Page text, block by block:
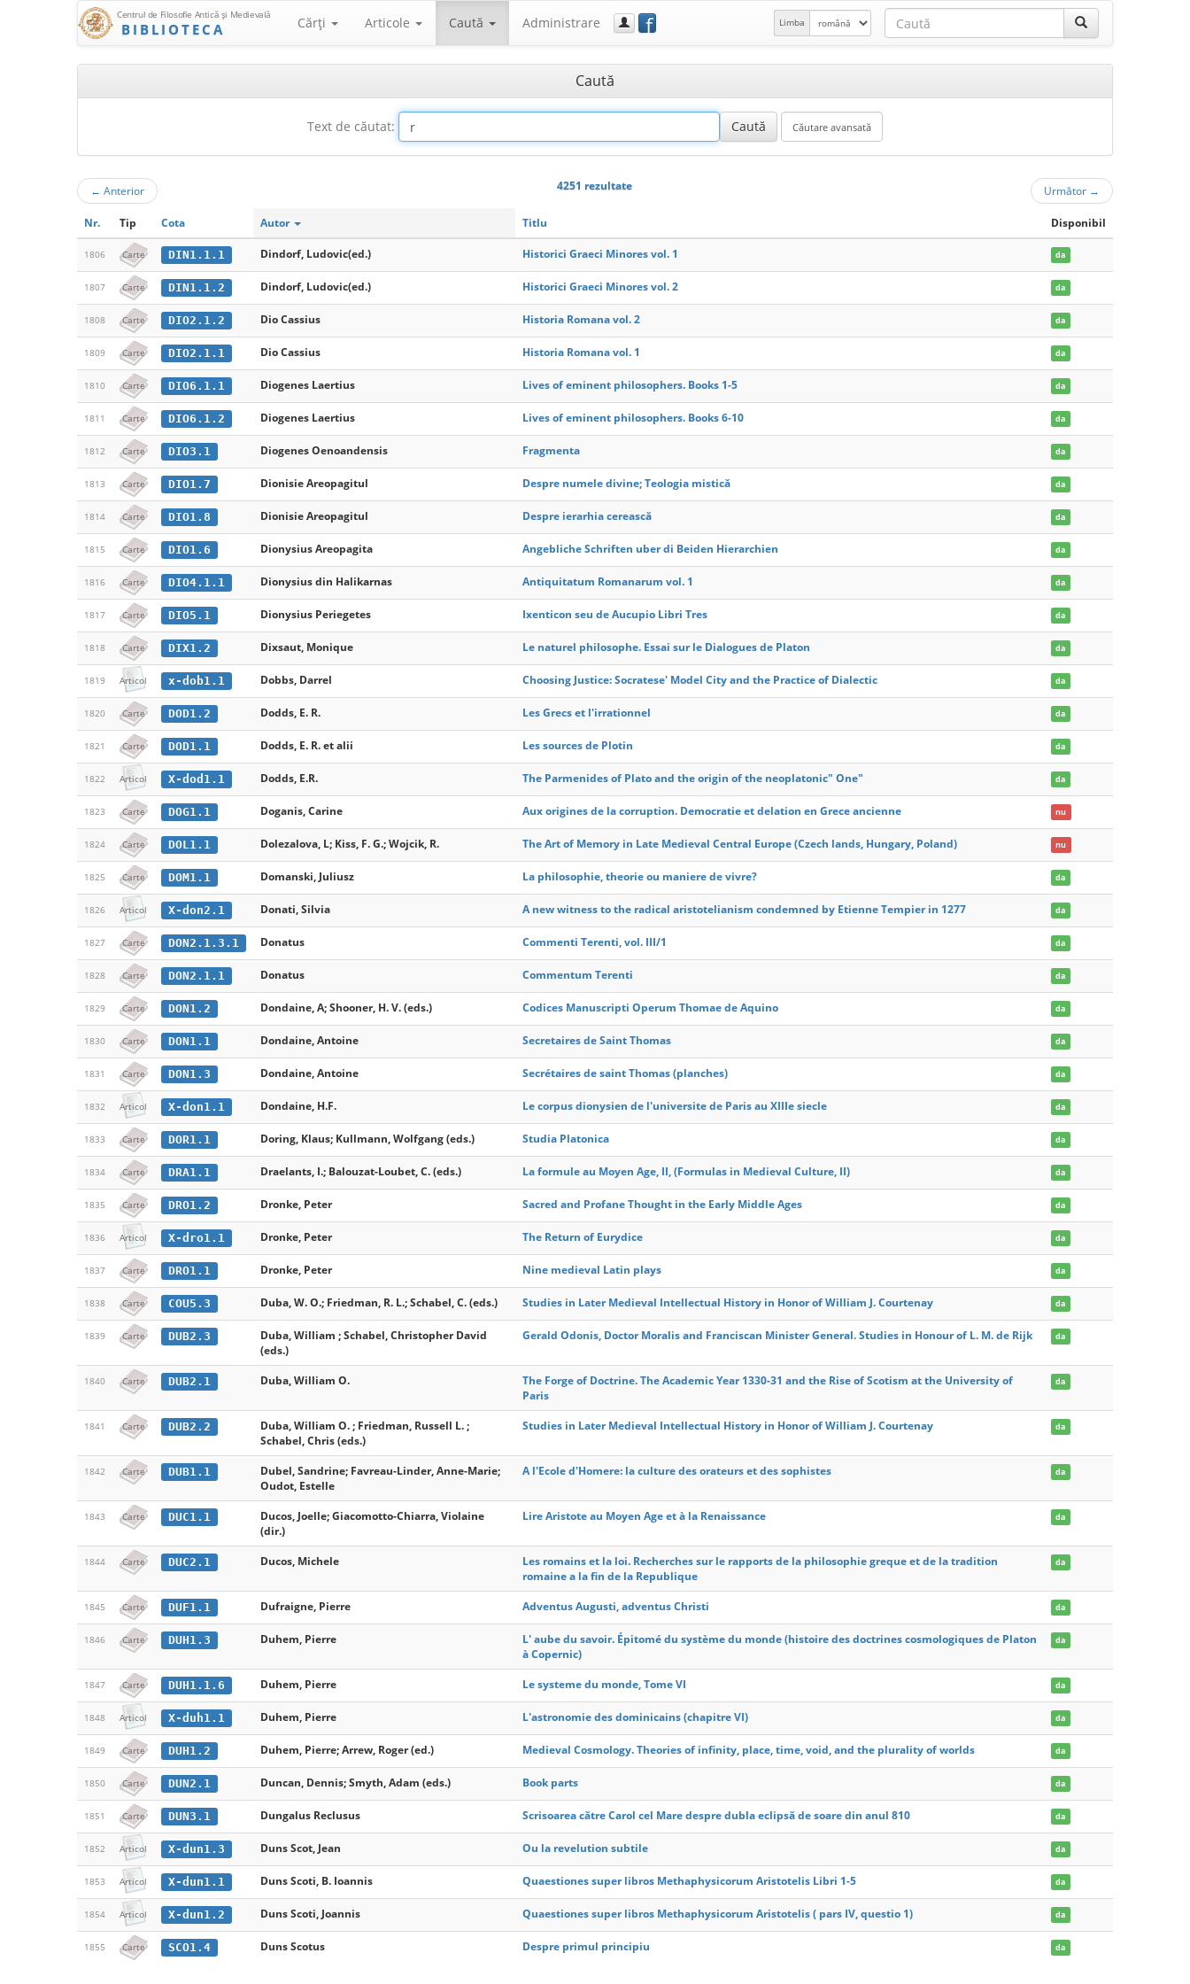
Centrul de Filosofie Antică şi Medievală
BIBLIOTECA Cărţi Articole Caută Administrare f Limba
Caută
Text de căutat:
← Anterior 4251 rezultate Următor →
Nr. Tip Cota Autor Titlu Disponibil
1806 Carte DIN1.1.1 Dindorf, Ludovic(ed.) Historici Graeci Minores vol. 1 da
1807 Carte DIN1.1.2 Dindorf, Ludovic(ed.) Historici Graeci Minores vol. 2 da
1808 Carte DIO2.1.2 Dio Cassius Historia Romana vol. 2 da
1809 Carte DIO2.1.1 Dio Cassius Historia Romana vol. 1 da
1810 Carte DIO6.1.1 Diogenes Laertius Lives of eminent philosophers. Books 1-5 da
1811 Carte DIO6.1.2 Diogenes Laertius Lives of eminent philosophers. Books 6-10 da
1812 Carte DIO3.1 Diogenes Oenoandensis Fragmenta da
1813 Carte DIO1.7 Dionisie Areopagitul Despre numele divine; Teologia mistică da
1814 Carte DIO1.8 Dionisie Areopagitul Despre ierarhia cerească da
1815 Carte DIO1.6 Dionysius Areopagita Angebliche Schriften uber di Beiden Hierarchien da
1816 Carte DIO4.1.1 Dionysius din Halikarnas Antiquitatum Romanarum vol. 1 da
1817 Carte DIO5.1 Dionysius Periegetes Ixenticon seu de Aucupio Libri Tres da
1818 Carte DIX1.2 Dixsaut, Monique Le naturel philosophe. Essai sur le Dialogues de Platon da
1819 Articol x-dob1.1 Dobbs, Darrel Choosing Justice: Socratese' Model City and the Practice of Dialectic da
1820 Carte DOD1.2 Dodds, E. R. Les Grecs et l'irrationnel da
1821 Carte DOD1.1 Dodds, E. R. et alii Les sources de Plotin da
1822 Articol X-dod1.1 Dodds, E.R. The Parmenides of Plato and the origin of the neoplatonic" One" da
1823 Carte DOG1.1 Doganis, Carine Aux origines de la corruption. Democratie et delation en Grece ancienne nu
1824 Carte DOL1.1 Dolezalova, L; Kiss, F. G.; Wojcik, R. The Art of Memory in Late Medieval Central Europe (Czech lands, Hungary, Poland) nu
1825 Carte DOM1.1 Domanski, Juliusz La philosophie, theorie ou maniere de vivre? da
1826 Articol X-don2.1 Donati, Silvia A new witness to the radical aristotelianism condemned by Etienne Tempier in 1277 da
1827 Carte DON2.1.3.1 Donatus Commenti Terenti, vol. III/1 da
1828 Carte DON2.1.1 Donatus Commentum Terenti da
1829 Carte DON1.2 Dondaine, A; Shooner, H. V. (eds.) Codices Manuscripti Operum Thomae de Aquino da
1830 Carte DON1.1 Dondaine, Antoine Secretaires de Saint Thomas da
1831 Carte DON1.3 Dondaine, Antoine Secrétaires de saint Thomas (planches) da
1832 Articol X-don1.1 Dondaine, H.F. Le corpus dionysien de l'universite de Paris au XIIIe siecle da
1833 Carte DOR1.1 Doring, Klaus; Kullmann, Wolfgang (eds.) Studia Platonica da
1834 Carte DRA1.1 Draelants, I.; Balouzat-Loubet, C. (eds.) La formule au Moyen Age, II, (Formulas in Medieval Culture, II) da
1835 Carte DRO1.2 Dronke, Peter Sacred and Profane Thought in the Early Middle Ages da
1836 Articol X-dro1.1 Dronke, Peter The Return of Eurydice da
1837 Carte DRO1.1 Dronke, Peter Nine medieval Latin plays da
1838 Carte COU5.3 Duba, W. O.; Friedman, R. L.; Schabel, C. (eds.) Studies in Later Medieval Intellectual History in Honor of William J. Courtenay da
1839 Carte DUB2.3
Duba, William ; Schabel, Christopher David
(eds.)
Gerald Odonis, Doctor Moralis and Franciscan Minister General. Studies in Honour of L. M. de Rijk da
1840 Carte DUB2.1 Duba, William O.
The Forge of Doctrine. The Academic Year 1330-31 and the Rise of Scotism at the University of
Paris
da
1841 Carte DUB2.2
Duba, William O. ; Friedman, Russell L. ;
Schabel, Chris (eds.)
Studies in Later Medieval Intellectual History in Honor of William J. Courtenay da
1842 Carte DUB1.1
Dubel, Sandrine; Favreau-Linder, Anne-Marie;
Oudot, Estelle
A l'Ecole d'Homere: la culture des orateurs et des sophistes da
1843 Carte DUC1.1
Ducos, Joelle; Giacomotto-Chiarra, Violaine
(dir.)
Lire Aristote au Moyen Age et à la Renaissance da
1844 Carte DUC2.1 Ducos, Michele
Les romains et la loi. Recherches sur le rapports de la philosophie greque et de la tradition
romaine a la fin de la Republique
da
1845 Carte DUF1.1 Dufraigne, Pierre Adventus Augusti, adventus Christi da
1846 Carte DUH1.3 Duhem, Pierre
L' aube du savoir. Épitomé du système du monde (histoire des doctrines cosmologiques de Platon
à Copernic)
da
1847 Carte DUH1.1.6 Duhem, Pierre Le systeme du monde, Tome VI da
1848 Articol X-duh1.1 Duhem, Pierre L'astronomie des dominicains (chapitre VI) da
1849 Carte DUH1.2 Duhem, Pierre; Arrew, Roger (ed.) Medieval Cosmology. Theories of infinity, place, time, void, and the plurality of worlds da
1850 Carte DUN2.1 Duncan, Dennis; Smyth, Adam (eds.) Book parts da
1851 Carte DUN3.1 Dungalus Reclusus Scrisoarea către Carol cel Mare despre dubla eclipsă de soare din anul 810 da
1852 Articol X-dun1.3 Duns Scot, Jean Ou la revelution subtile da
1853 Articol X-dun1.1 Duns Scoti, B. Ioannis Quaestiones super libros Methaphysicorum Aristotelis Libri 1-5 da
1854 Articol X-dun1.2 Duns Scoti, Joannis Quaestiones super libros Methaphysicorum Aristotelis ( pars IV, questio 1) da
1855 Carte SCO1.4 Duns Scotus Despre primul principiu da